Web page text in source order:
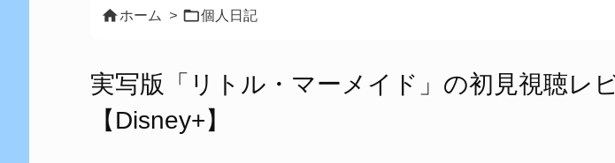
ホーム > 個人日記
実写版「リトル・マーメイド」の初見視聴レ
【Disney+】